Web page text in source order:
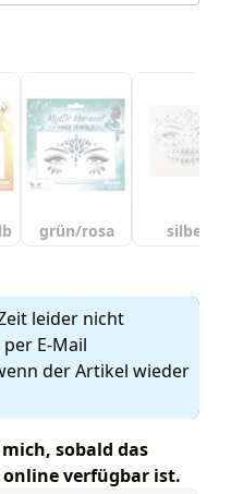
grün/rosa silber
leider nicht
E-Mail
der Artikel wieder
sobald das
verfügbar ist.